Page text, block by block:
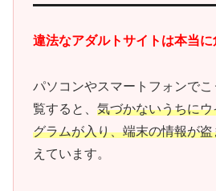
違法なアダルトサイトは本当に
パソコンやスマートフォンで
覧すると、 気づかないうちに
グラムが入り、端末の情報が盗
えています。